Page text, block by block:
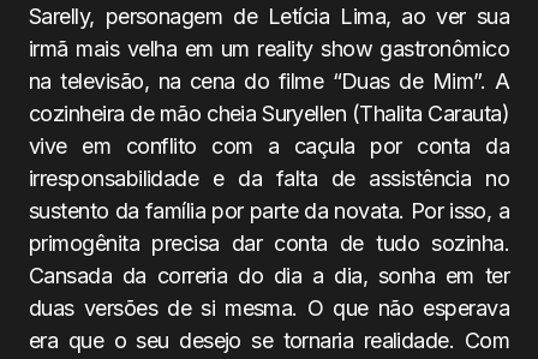
Sarelly, personagem de Letícia Lima, ao ver sua
irmã mais velha em um reality show gastronômico
na televisão, na cena do filme “Duas de Mim”. A
cozinheira de mão cheia Suryellen (Thalita Carauta)
vive em conflito com a caçula por conta da
irresponsabilidade e da falta de assistência no
sustento da família por parte da novata. Por isso, a
primogênita precisa dar conta de tudo sozinha.
Cansada da correria do dia a dia, sonha em ter
duas versões de si mesma. O que não esperava
era que o seu desejo se tornaria realidade. Com